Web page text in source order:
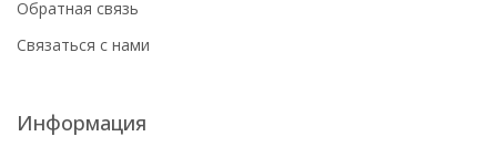
Обратная связь
Связаться с нами
Информация